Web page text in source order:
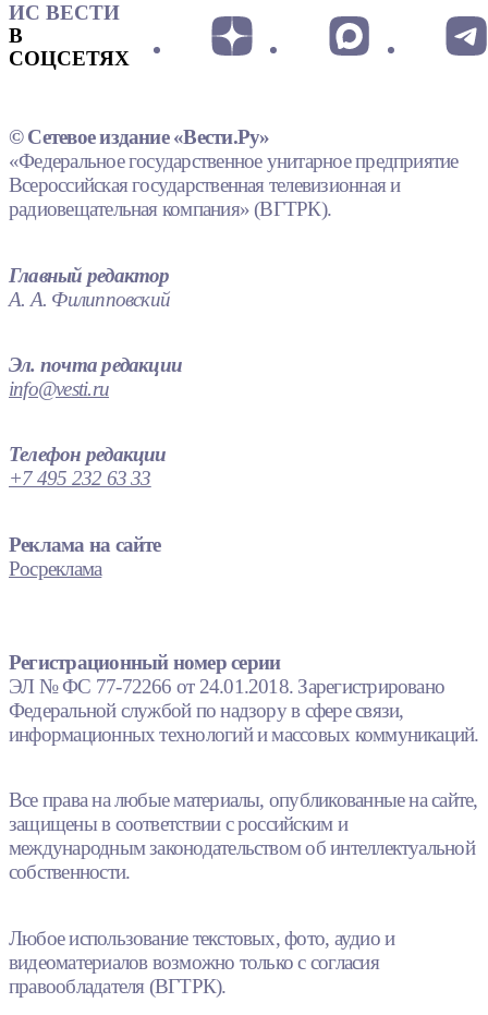
ИС ВЕСТИ
В
СОЦСЕТЯХ
© Сетевое издание «Вести.Ру»
«Федеральное государственное унитарное предприятие
Всероссийская государственная телевизионная и
радиовещательная компания» (ВГТРК).
Главный редактор
А. А. Филипповский
Эл. почта редакции
info@vesti.ru
Телефон редакции
+7 495 232 63 33
Реклама на сайте
Росреклама
Регистрационный номер серии
ЭЛ № ФС 77-72266 от 24.01.2018. Зарегистрировано
Федеральной службой по надзору в сфере связи,
информационных технологий и массовых коммуникаций.
Все права на любые материалы, опубликованные на сайте,
защищены в соответствии с российским и
международным законодательством об интеллектуальной
собственности.
Любое использование текстовых, фото, аудио и
видеоматериалов возможно только с согласия
правообладателя (ВГТРК).